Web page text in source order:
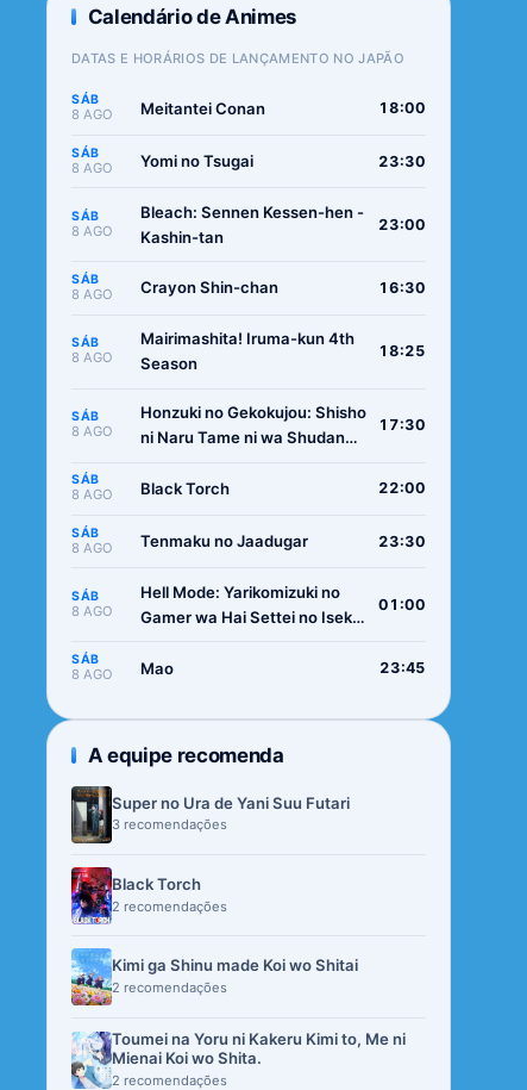
Calendário de Animes
DATAS E HORÁRIOS DE LANÇAMENTO NO JAPÃO
SÁB
8 AGO Meitantei Conan 18:00
SÁB
8 AGO Yomi no Tsugai 23:30
SÁB
8 AGO
Bleach: Sennen Kessen-hen -
Kashin-tan
23:00
SÁB
8 AGO Crayon Shin-chan 16:30
SÁB
8 AGO
Mairimashita! Iruma-kun 4th
Season
18:25
SÁB
8 AGO
Honzuki no Gekokujou: Shisho
ni Naru Tame ni wa Shudan
Ryoushu no Youjo
17:30
SÁB
8 AGO Black Torch 22:00
SÁB
8 AGO Tenmaku no Jaadugar 23:30
SÁB
8 AGO
Hell Mode: Yarikomizuki no
Gamer wa Hai Settei no Isekai
01:00
SÁB
8 AGO Mao 23:45
A equipe recomenda
Super no Ura de Yani Suu Futari
3 recomendações
Black Torch
2 recomendações
Kimi ga Shinu made Koi wo Shitai
2 recomendações
Toumei na Yoru ni Kakeru Kimi to, Me ni
Mienai Koi wo Shita.
2 recomendações